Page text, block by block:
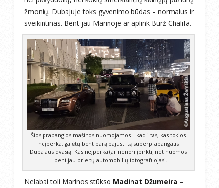
žmonių. Dubajuje toks gyvenimo būdas – normalus ir
sveikintinas. Bent jau Marinoje ar aplink Burž Chalifa.
Šios prabangios mašinos nuomojamos – kad i tas, kas tokios
neįperka, galėtų bent parą pajusti tą superprabangaus
Dubajaus dvasią. Kas neįperka (ar nenori įpirkti) net nuomos
– bent jau prie tų automobilių fotografuojasi.
Nelabai toli Marinos stūkso Madinat Džumeira –